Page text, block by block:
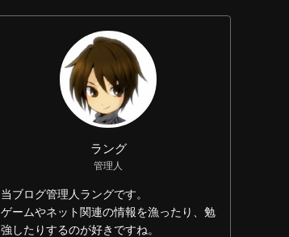
ラング
管理人
当ブログ管理人ラングです。
ゲームやネット関連の情報を漁ったり、勉
強したりするのが好きですね。